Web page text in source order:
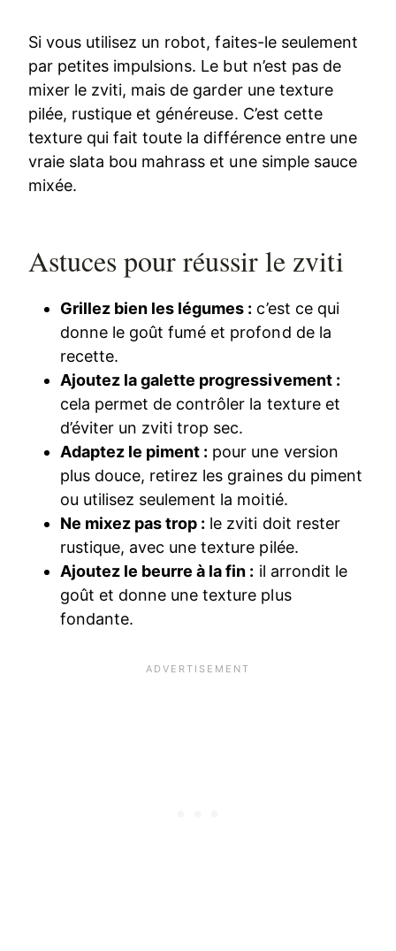
Si vous utilisez un robot, faites-le seulement
par petites impulsions. Le but n’est pas de
mixer le zviti, mais de garder une texture
pilée, rustique et généreuse. C’est cette
texture qui fait toute la différence entre une
vraie slata bou mahrass et une simple sauce
mixée.
Astuces pour réussir le zviti
Grillez bien les légumes : c’est ce qui
donne le goût fumé et profond de la
recette.
Ajoutez la galette progressivement :
cela permet de contrôler la texture et
d’éviter un zviti trop sec.
Adaptez le piment : pour une version
plus douce, retirez les graines du piment
ou utilisez seulement la moitié.
Ne mixez pas trop : le zviti doit rester
rustique, avec une texture pilée.
Ajoutez le beurre à la fin : il arrondit le
goût et donne une texture plus
fondante.